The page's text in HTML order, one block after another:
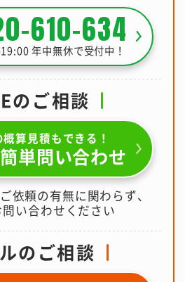
610-634
年中無休で受付中！
のご相談
算見積もできる！
単問い合わせ
依頼の有無に関わらず、
い合わせください
のご相談